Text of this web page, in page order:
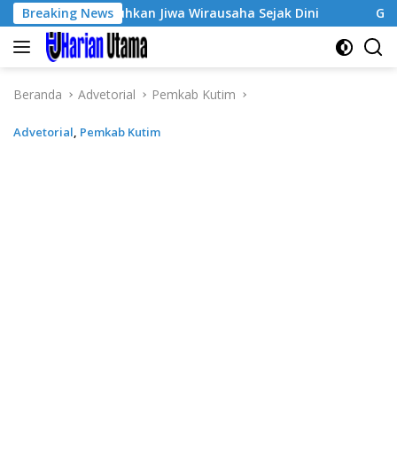
Langsung
ke
konten
Breaking NewsJiwa Wirausaha Sejak Dini GratisPol
Beranda Advetorial Pemkab Kutim
Advetorial, Pemkab Kutim